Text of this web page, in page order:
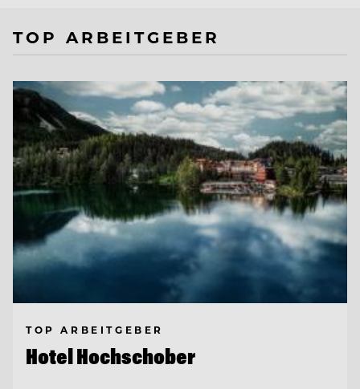
TOP ARBEITGEBER
TOP ARBEITGEBER
Hotel Hochschober